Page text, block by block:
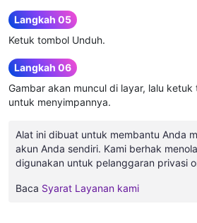
Langkah 05
Ketuk tombol Unduh.
Langkah 06
Gambar akan muncul di layar, lalu
untuk menyimpannya.
Alat ini dibuat untuk membantu Anda
akun Anda sendiri. Kami berhak
digunakan untuk pelanggaran privasi
Baca Syarat Layanan kami